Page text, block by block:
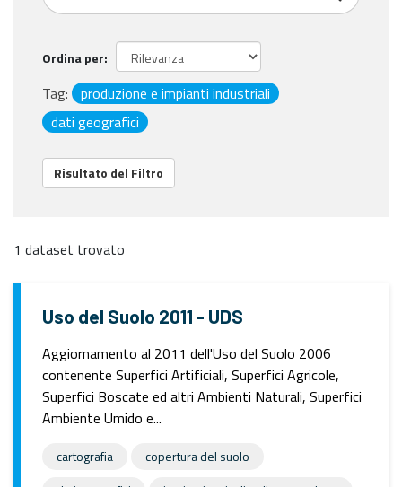
Ordina per
Tag:
produzione e impianti industriali
dati geografici
Risultato del Filtro
1 dataset trovato
Uso del Suolo 2011 - UDS
Aggiornamento al 2011 dell'Uso del Suolo 2006
contenente Superfici Artificiali, Superfici Agricole,
Superfici Boscate ed altri Ambienti Naturali, Superfici
Ambiente Umido e...
cartografia
copertura del suolo